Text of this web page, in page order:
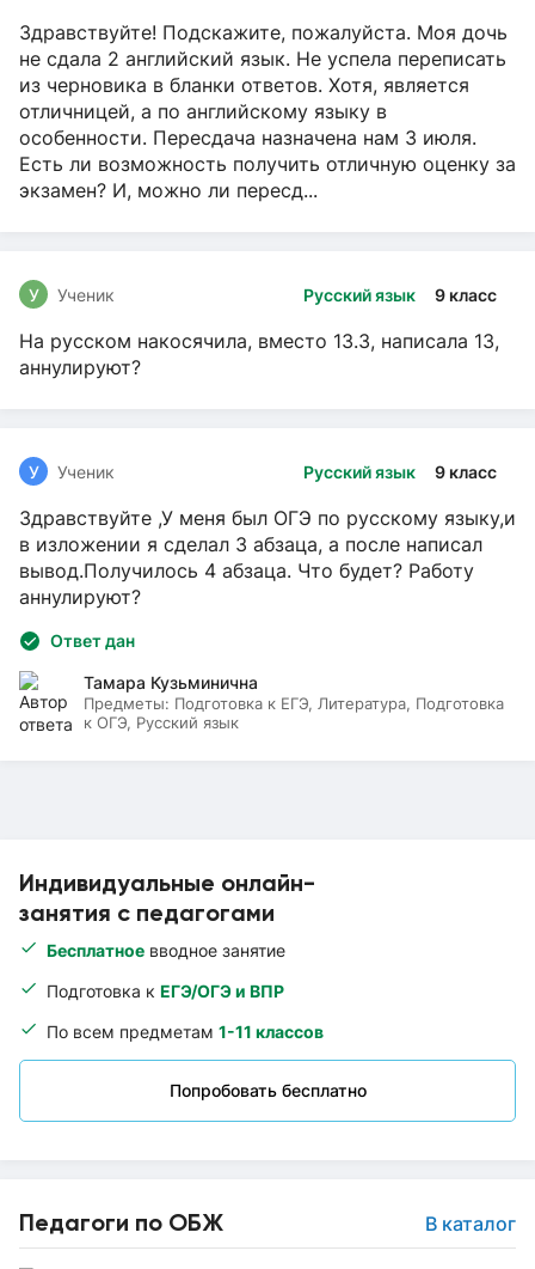
Индивидуальные онлайн-
занятия с педагогами
Бесплатное вводное занятие
Подготовка к ЕГЭ/ОГЭ и ВПР
По всем предметам 1-11 классов
Попробовать бесплатно
Педагоги по ОБЖ В каталог
Здравствуйте! Подскажите, пожалуйста. Моя дочь
не сдала 2 английский язык. Не успела переписать
из черновика в бланки ответов. Хотя, является
отличницей, а по английскому языку в
особенности. Пересдача назначена нам 3 июля.
Есть ли возможность получить отличную оценку за
экзамен? И, можно ли пересд...
Русский язык 9 класс
У Ученик
На русском накосячила, вместо 13.3, написала 13,
аннулируют?
Русский язык 9 класс
У Ученик
Здравствуйте ,У меня был ОГЭ по русскому языку,и
в изложении я сделал 3 абзаца, а после написал
вывод.Получилось 4 абзаца. Что будет? Работу
аннулируют?
Ответ дан
Тамара Кузьминична
Предметы: Подготовка к ЕГЭ, Литература, Подготовка
к ОГЭ, Русский язык